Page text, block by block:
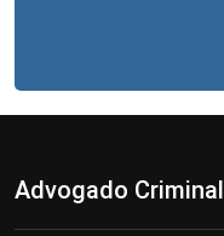
Advogado Criminal